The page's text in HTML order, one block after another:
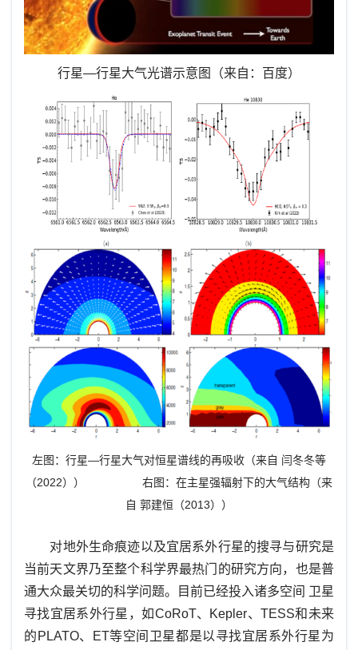
行星—行星大气光谱示意图（来自：百度）
左图：行星—行星大气对恒星谱线的再吸收（来自 闫冬冬等
（2022）） 右图：在主星强辐射下的大气结构（来
自 郭建恒（2013））
对地外生命痕迹以及宜居系外行星的搜寻与研究是
当前天文界乃至整个科学界最热门的研究方向，也是普
通大众最关切的科学问题。目前已经投入诸多空间 卫星
寻找宜居系外行星，如CoRoT、Kepler、TESS和未来
的PLATO、ET等空间卫星都是以寻找宜居系外行星为